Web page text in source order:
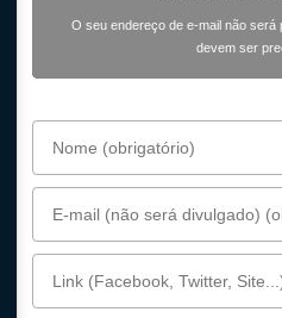
O seu endereço de e-mail não será
devem ser